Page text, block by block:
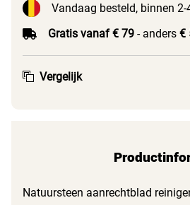
Vandaag besteld, binnen
Gratis vanaf € 79 - anders €
Vergelijk
Natuursteen aanrechtblad